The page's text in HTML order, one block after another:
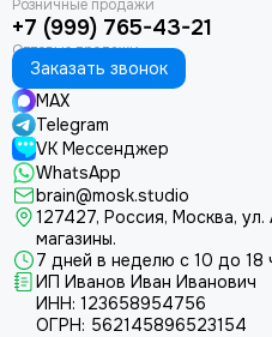
+7 (999) 765-43-21
Заказать звонок
MAX
Telegram
VK Мессенджер
WhatsApp
brain@mosk.studio
127427, Россия, Москва,
магазины.
7 дней в неделю с 10 до 18
ИП Иванов Иван Иванович
ИНН: 123658954756
ОГРН: 562145896523154